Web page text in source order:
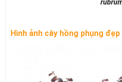
Hình ảnh cây hồng phụng